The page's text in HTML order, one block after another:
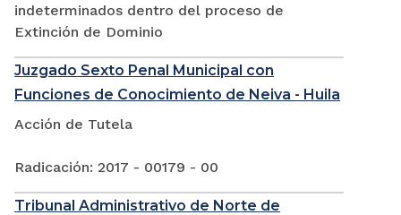
indeterminados dentro del proceso de
Extinción de Dominio
Juzgado Sexto Penal Municipal con
Funciones de Conocimiento de Neiva - Huila
Acción de Tutela
Radicación: 2017 - 00179 - 00
Tribunal Administrativo de Norte de